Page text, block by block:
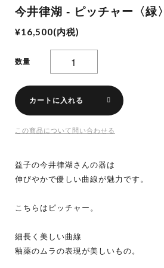
今井律湖 - ピッチャー〈緑〉
¥16,500(内税)
数量
カートに入れる
この商品について問い合わせる
益子の今井律湖さんの器は
伸びやかで優しい曲線が魅力です。
こちらはピッチャー。
細長く美しい曲線
釉薬のムラの表現が美しいもの。